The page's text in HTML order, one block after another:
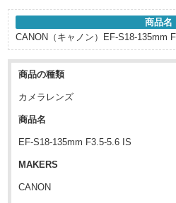
商品名
CANON（キャノン）EF-S18-135mm
商品の種類
カメラレンズ
商品名
EF-S18-135mm F3.5-5.6 IS
MAKERS
CANON